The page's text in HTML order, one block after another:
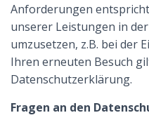
Anforderungen
unserer Leistungen in
umzusetzen, z.B. bei der
Ihren erneuten Besuch
Datenschutzerklärung.
Fragen an den